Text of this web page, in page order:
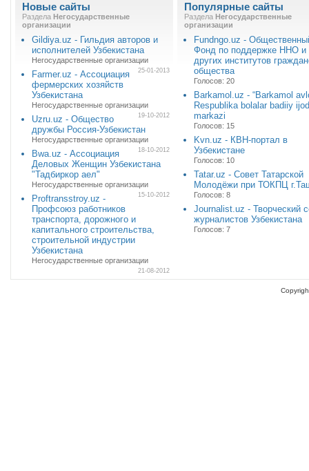
Новые сайты
Раздела Негосударственные
организации
Gildiya.uz - Гильдия авторов и
исполнителей Узбекистана
Негосударственные организации
25-01-2013
Farmer.uz - Ассоциация
фермерских хозяйств
Узбекистана
Негосударственные организации
19-10-2012
Uzru.uz - Общество
дружбы Россия-Узбекистан
Негосударственные организации
18-10-2012
Bwa.uz - Ассоциация
Деловых Женщин Узбекистана
"Тадбиркор аел"
Негосударственные организации
15-10-2012
Proftransstroy.uz -
Профсоюз работников
транспорта, дорожного и
капитального строительства,
строительной индустрии
Узбекистана
Негосударственные организации
21-08-2012
Популярные сайты
Раздела Негосударственные
организации
Fundngo.uz -
Фонд по поддержке ННО и
других институтов
общества
Голосов: 20
Barkamol.uz - “Barkamol
Respublika bolalar badiiy
markazi
Голосов: 15
Kvn.uz - КВН-портал в
Узбекистане
Голосов: 10
Tatar.uz - Совет Татарской
Молодёжи при ТОКПЦ
Голосов: 8
Journalist.uz - Творческий
журналистов Узбекистана
Голосов: 7